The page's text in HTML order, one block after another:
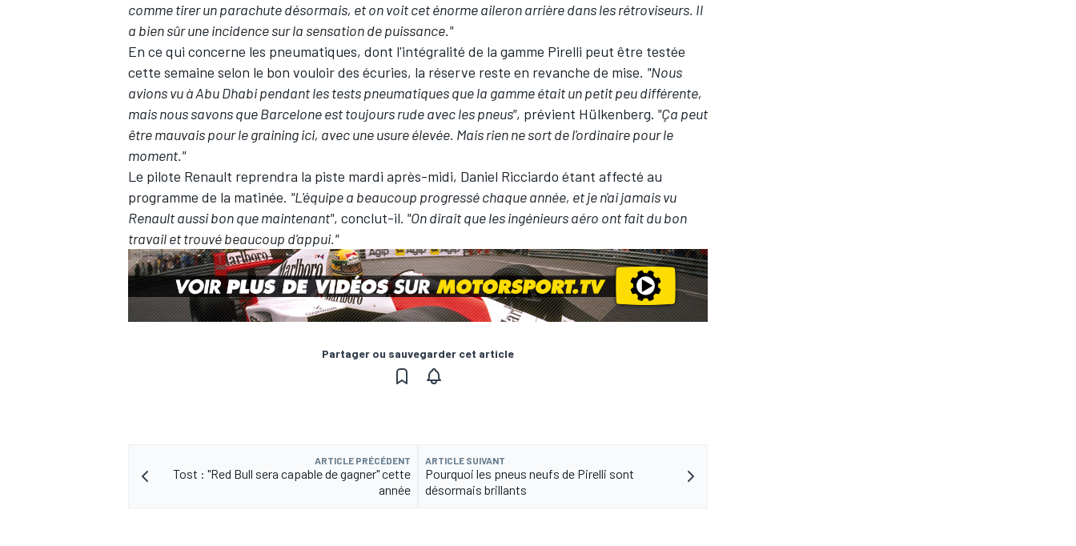
AUTRES CHAMPIONNATS
comme tirer un parachute désormais, et on voit cet énorme aileron arrière dans les rétroviseurs. Il
a bien sûr une incidence sur la sensation de puissance."
En ce qui concerne les pneumatiques, dont l'intégralité de la gamme Pirelli peut être testée
cette semaine selon le bon vouloir des écuries, la réserve reste en revanche de mise. "Nous
avions vu à Abu Dhabi pendant les tests pneumatiques que la gamme était un petit peu différente,
mais nous savons que Barcelone est toujours rude avec les pneus", prévient Hülkenberg. "Ça peut
être mauvais pour le graining ici, avec une usure élevée. Mais rien ne sort de l'ordinaire pour le
moment."
Le pilote Renault reprendra la piste mardi après-midi, Daniel Ricciardo étant affecté au
programme de la matinée. "L'équipe a beaucoup progressé chaque année, et je n'ai jamais vu
Renault aussi bon que maintenant", conclut-il. "On dirait que les ingénieurs aéro ont fait du bon
travail et trouvé beaucoup d'appui."
Partager ou sauvegarder cet article
ARTICLE PRÉCÉDENT
Tost : "Red Bull sera capable de gagner" cette
année
ARTICLE SUIVANT
Pourquoi les pneus neufs de Pirelli sont
désormais brillants